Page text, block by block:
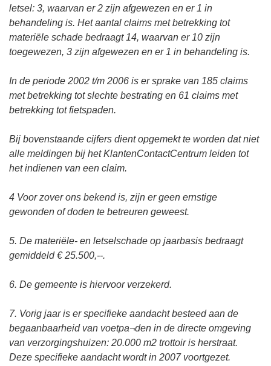
letsel: 3, waarvan er 2 zijn afgewezen en er 1 in
behandeling is. Het aantal claims met betrekking tot
materiële schade bedraagt 14, waarvan er 10 zijn
toegewezen, 3 zijn afgewezen en er 1 in behandeling is.
In de periode 2002 t/m 2006 is er sprake van 185 claims
met betrekking tot slechte bestrating en 61 claims met
betrekking tot fietspaden.
Bij bovenstaande cijfers dient opgemekt te worden dat niet
alle meldingen bij het KlantenContactCentrum leiden tot
het indienen van een claim.
4 Voor zover ons bekend is, zijn er geen ernstige
gewonden of doden te betreuren geweest.
5. De materiële- en letselschade op jaarbasis bedraagt
gemiddeld € 25.500,--.
6. De gemeente is hiervoor verzekerd.
7. Vorig jaar is er specifieke aandacht besteed aan de
begaanbaarheid van voetpa¬den in de directe omgeving
van verzorgingshuizen: 20.000 m2 trottoir is herstraat.
Deze specifieke aandacht wordt in 2007 voortgezet.